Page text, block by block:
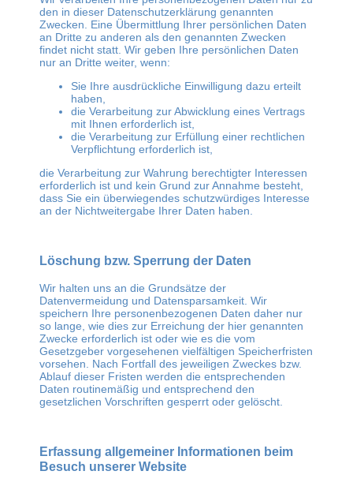
den in dieser Datenschutzerklärung genannten
Zwecken. Eine Übermittlung Ihrer persönlichen Daten
an Dritte zu anderen als den genannten Zwecken
findet nicht statt. Wir geben Ihre persönlichen Daten
nur an Dritte weiter, wenn:
Sie Ihre ausdrückliche Einwilligung dazu erteilt
haben,
die Verarbeitung zur Abwicklung eines Vertrags
mit Ihnen erforderlich ist,
die Verarbeitung zur Erfüllung einer rechtlichen
Verpflichtung erforderlich ist,
die Verarbeitung zur Wahrung berechtigter Interessen
erforderlich ist und kein Grund zur Annahme besteht,
dass Sie ein überwiegendes schutzwürdiges Interesse
an der Nichtweitergabe Ihrer Daten haben.
Löschung bzw. Sperrung der Daten
Wir halten uns an die Grundsätze der
Datenvermeidung und Datensparsamkeit. Wir
speichern Ihre personenbezogenen Daten daher nur
so lange, wie dies zur Erreichung der hier genannten
Zwecke erforderlich ist oder wie es die vom
Gesetzgeber vorgesehenen vielfältigen Speicherfristen
vorsehen. Nach Fortfall des jeweiligen Zweckes bzw.
Ablauf dieser Fristen werden die entsprechenden
Daten routinemäßig und entsprechend den
gesetzlichen Vorschriften gesperrt oder gelöscht.
Erfassung allgemeiner Informationen beim
Besuch unserer Website